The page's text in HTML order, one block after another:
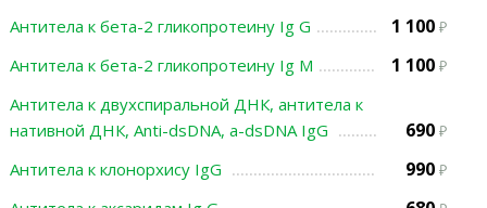
Антитела к бета-2 гликопротеину Ig G 1 100
Антитела к бета-2 гликопротеину Ig M 1 100
Антитела к двухспиральной ДНК, антитела к
нативной ДНК, Anti-dsDNA, а-dsDNA IgG
690
Антитела к клонорхису IgG 990